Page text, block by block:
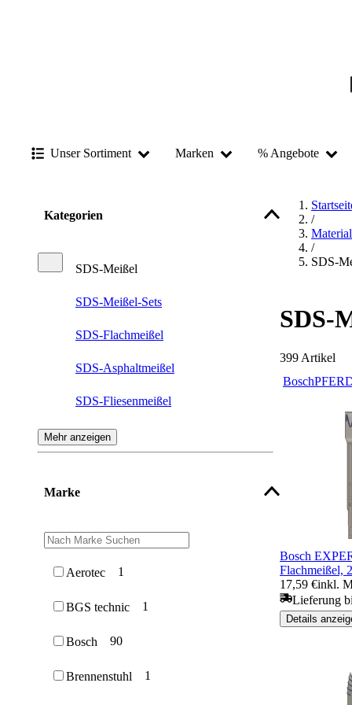
Unser Sortiment Marken % Angebote
Kategorien
SDS-Meißel
SDS-Meißel-Sets
SDS-Flachmeißel
SDS-Asphaltmeißel
SDS-Fliesenmeißel
SDS-Spitzmeißel
SDS-Flügelmeißel
SDS-Hohlmeißel
SDS-Fugenmeißel
SDS Max Meißel
Mehr anzeigen
Marke
Aerotec 1
BGS technic 1
Bosch 90
Brennenstuhl 1
/
/
SDS-
SDS-
399 Artikel
Bosch
Bosch
Flachmeißel,
17,59 €inkl.
Lieferung
Details